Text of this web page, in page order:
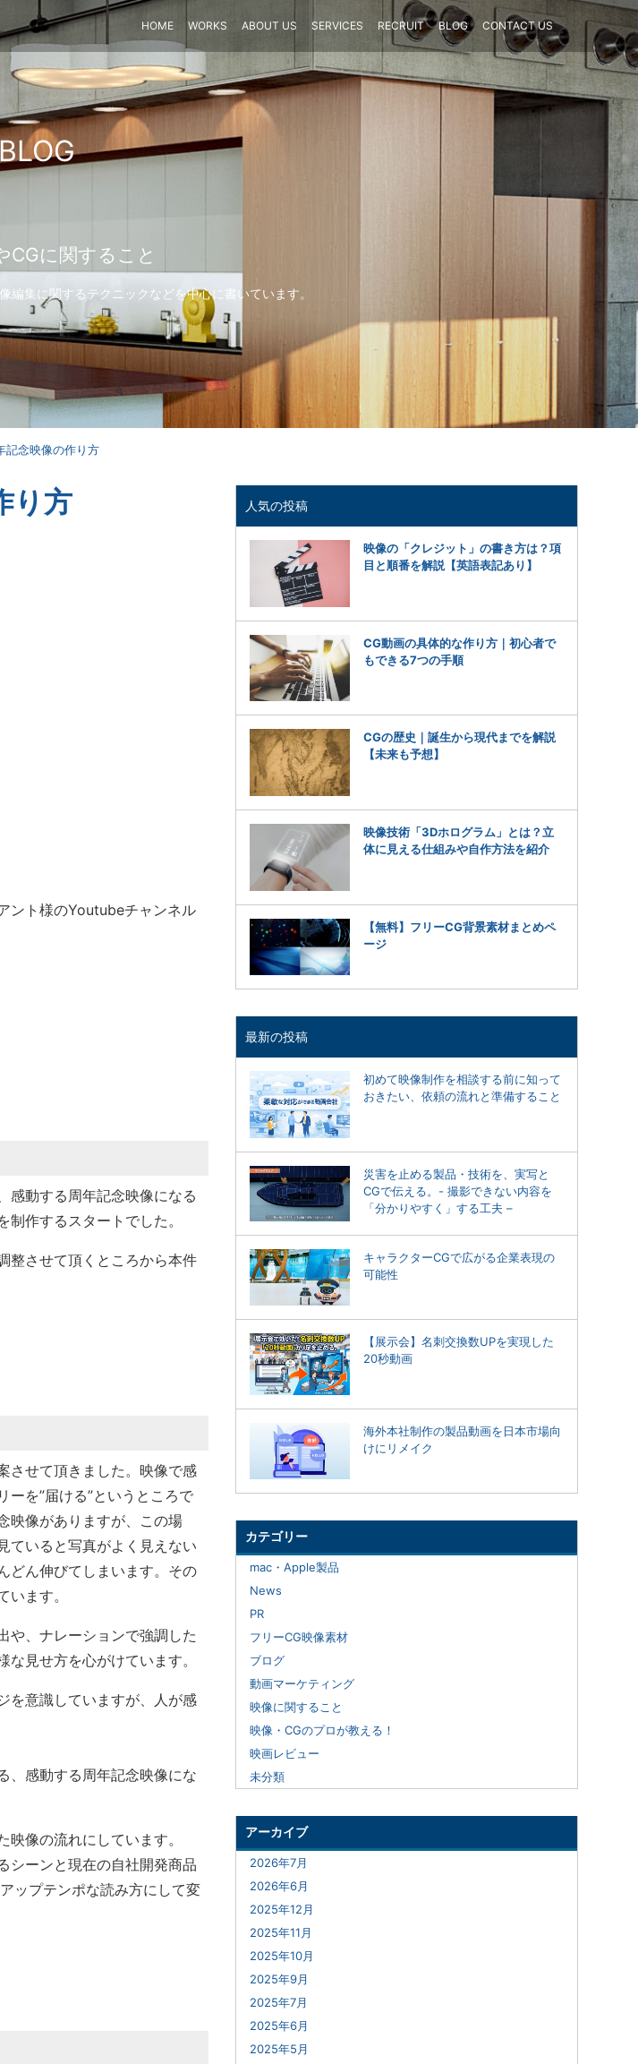
HOME WORKS ABOUT US SERVICES RECRUIT BLOG CONTACT US
BLOG
CGに関すること
編集に関するテクニックなどを中心に書いています。
記念映像の作り方
り方
ント様のYoutubeチャンネル
感動する周年記念映像になる
作するスタートでした。
整させて頂くところから本件
させて頂きました。映像で感
を”届ける”というところで
映像がありますが、この場
ていると写真がよく見えない
どん伸びてしまいます。その
ます。
や、ナレーションで強調した
見せ方を心がけています。
を意識していますが、人が感
、感動する周年記念映像にな
像の流れにしています。
シーンと現在の自社開発商品
ップテンポな読み方にして変
人気の投稿
映像の「クレジット」の書き方は？項
目と順番を解説【英語表記あり】
CG動画の具体的な作り方｜初心者で
もできる7つの手順
CGの歴史｜誕生から現代までを解説
【未来も予想】
映像技術「3Dホログラム」とは？立
体に見える仕組みや自作方法を紹介
【無料】フリーCG背景素材まとめペ
ージ
最新の投稿
初めて映像制作を相談する前に知って
おきたい、依頼の流れと準備すること
災害を止める製品・技術を、実写と
CGで伝える。- 撮影できない内容を
「分かりやすく」する工夫 –
キャラクターCGで広がる企業表現の
可能性
【展示会】名刺交換数UPを実現した
20秒動画
海外本社制作の製品動画を日本市場向
けにリメイク
カテゴリー
mac・Apple製品
News
PR
フリーCG映像素材
ブログ
動画マーケティング
映像に関すること
映像・CGのプロが教える！
映画レビュー
未分類
アーカイブ
2026年7月
2026年6月
2025年12月
2025年11月
2025年10月
2025年9月
2025年7月
2025年6月
2025年5月